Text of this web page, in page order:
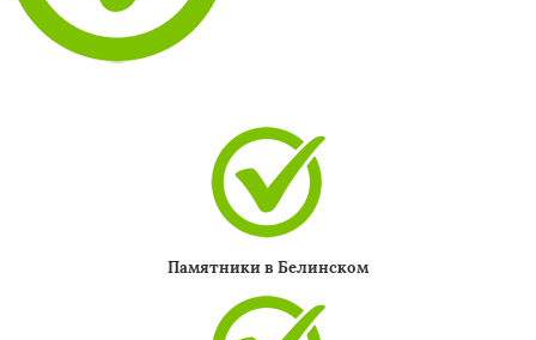
Памятники в Белинском